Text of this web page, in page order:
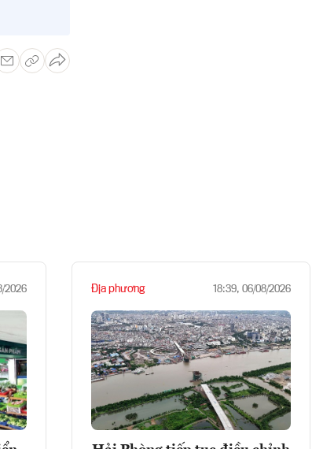
2026 Địa phương 18:39, 06/08/2026